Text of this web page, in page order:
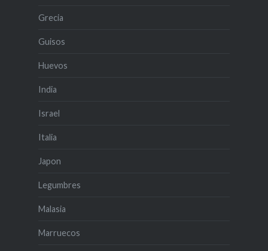
Grecia
Guisos
Huevos
India
Israel
Italia
Japon
Legumbres
Malasia
Marruecos